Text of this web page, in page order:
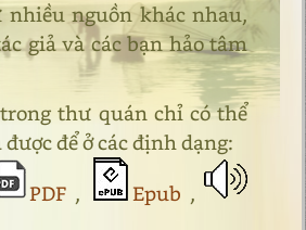
nguồn khác nhau,
giả và các bạn hảo tâm
thư quán chỉ có thể
để ở các định dạng:
PDF , Epub ,